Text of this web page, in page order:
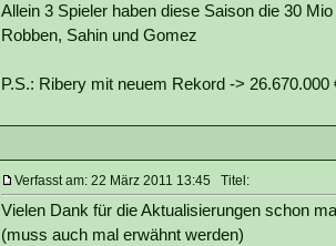
Allein 3 Spieler haben diese Saison die 30
Robben, Sahin und Gomez
P.S.: Ribery mit neuem Rekord -> 26.670.000
Verfasst am: 22 März 2011 13:45 Titel:
Vielen Dank für die Aktualisierungen schon
(muss auch mal erwähnt werden)